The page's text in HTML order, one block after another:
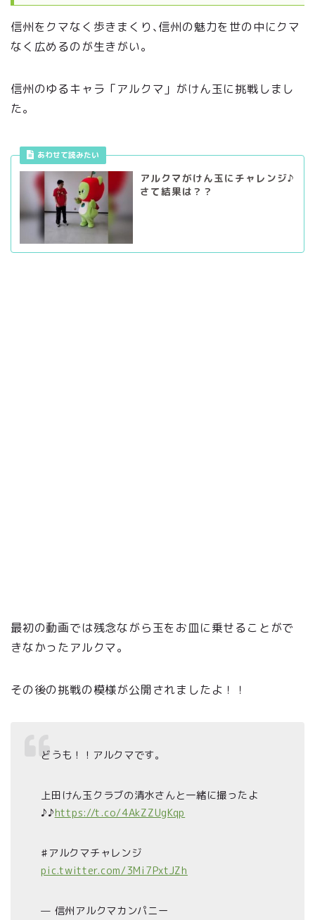
信州をクマなく歩きまくり､信州の魅力を世の中にクマ
なく広めるのが生きがい。
信州のゆるキャラ「アルクマ」がけん玉に挑戦しまし
た。
あわせて読みたい
アルクマがけん玉にチャレンジ♪
さて結果は？？
最初の動画では残念ながら玉をお皿に乗せることがで
きなかったアルクマ。
その後の挑戦の模様が公開されましたよ！！
どうも！！アルクマです。
上田けん玉クラブの清水さんと一緒に撮ったよ
♪♪https://t.co/4AkZZUgKqp
♯アルクマチャレンジ
pic.twitter.com/3Mi7PxtJZh
— 信州アルクマカンパニー